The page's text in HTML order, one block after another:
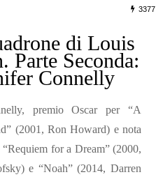
3377
di Louis
Parte Seconda:
Connelly
premio Oscar per “A
(2001, Ron Howard) e nota
for a Dream” (2000,
e “Noah” (2014, Darren